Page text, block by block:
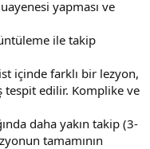
yapması ve
ile takip
içinde farklı bir lezyon,
tespit edilir. Komplike ve
daha yakın takip (3-
tamamının